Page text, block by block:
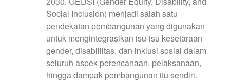
Social Inclusion) menjadi salah satu
pendekatan pembangunan yang digunakan
untuk mengintegrasikan isu-isu kesetaraan
gender, disabiliitas, dan inklusi sosial dalam
seluruh aspek perencanaan, pelaksanaan,
hingga dampak pembangunan itu sendiri.